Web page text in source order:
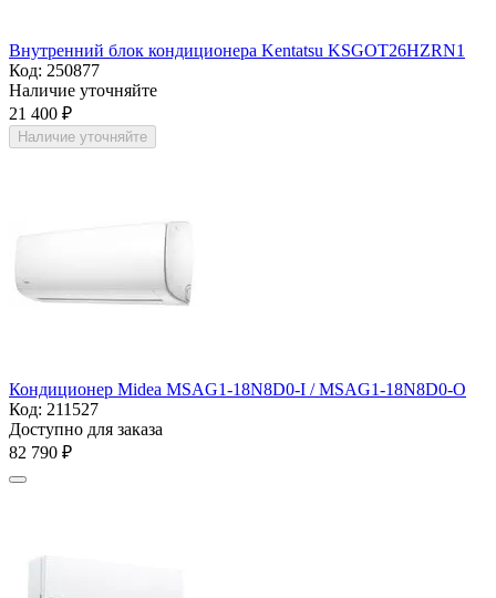
Внутренний блок кондиционера Kentatsu KSGOT26HZRN1
Код: 250877
Наличие уточняйте
21 400 ₽
Наличие уточняйте
Кондиционер Midea MSAG1-18N8D0-I / MSAG1-18N8D0-O
Код: 211527
Доступно для заказа
82 790 ₽